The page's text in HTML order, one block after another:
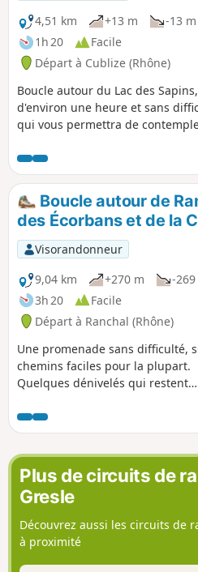
4,51 km
+13 m
-13 m
1h 20
Facile
Départ à Cublize (Rhône)
Boucle autour du Lac des Sapins,
d'environ une heure et sans
qui vous permettra de
Boucle autour de
des Écorbans et de la
Visorandonneur
9,04 km
+270 m
-
3h 20
Facile
Départ à Ranchal (Rhône)
Une promenade sans difficulté,
chemins faciles pour la plupart.
Quelques dénivelés qui restent
bois mais offre aussi des vues
sur les paysages de la région.
Plus de circuits de
Gresle
Découvrez aussi les circuits de
à proximité